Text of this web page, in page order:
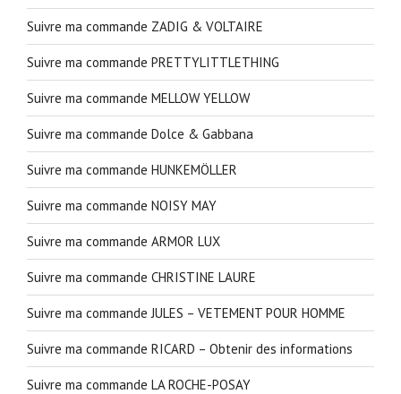
Suivre ma commande ZADIG & VOLTAIRE
Suivre ma commande PRETTYLITTLETHING
Suivre ma commande MELLOW YELLOW
Suivre ma commande Dolce & Gabbana
Suivre ma commande HUNKEMÖLLER
Suivre ma commande NOISY MAY
Suivre ma commande ARMOR LUX
Suivre ma commande CHRISTINE LAURE
Suivre ma commande JULES – VETEMENT POUR HOMME
Suivre ma commande RICARD – Obtenir des informations
Suivre ma commande LA ROCHE-POSAY